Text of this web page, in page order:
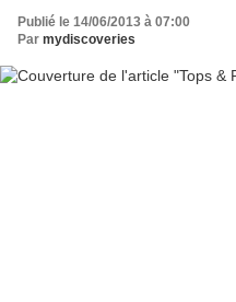
Publié le 14/06/2013 à 07:00
Par mydiscoveries